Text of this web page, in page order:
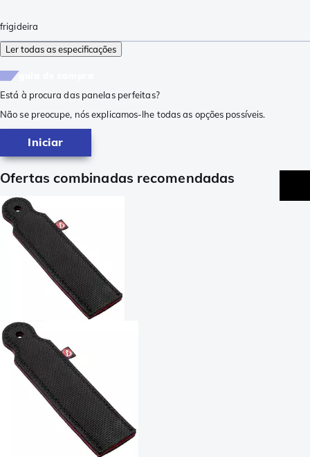
frigideira
Ler todas as especificações
Está à procura das panelas perfeitas?
Não se preocupe, nós explicamos-lhe todas as opções possíveis.
Iniciar
Ofertas combinadas recomendadas